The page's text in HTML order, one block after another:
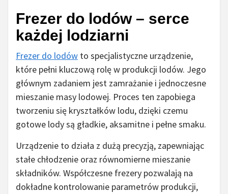
Frezer do lodów – serce
każdej lodziarni
Frezer do lodów to specjalistyczne urządzenie,
które pełni kluczową rolę w produkcji lodów. Jego
głównym zadaniem jest zamrażanie i jednoczesne
mieszanie masy lodowej. Proces ten zapobiega
tworzeniu się kryształków lodu, dzięki czemu
gotowe lody są gładkie, aksamitne i pełne smaku.
Urządzenie to działa z dużą precyzją, zapewniając
stałe chłodzenie oraz równomierne mieszanie
składników. Współczesne frezery pozwalają na
dokładne kontrolowanie parametrów produkcji,